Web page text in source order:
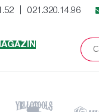
021.320.14.96